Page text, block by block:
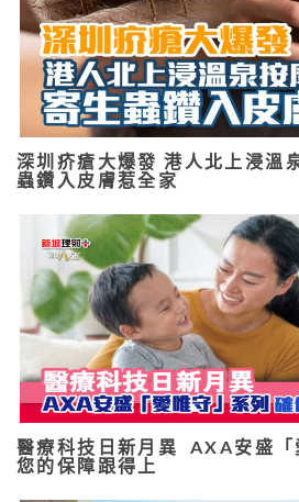
深圳疥瘡大爆發 港人北上浸溫
蟲鑽入皮膚惹全家
醫療科技日新月異 AXA安盛「
您的保障跟得上